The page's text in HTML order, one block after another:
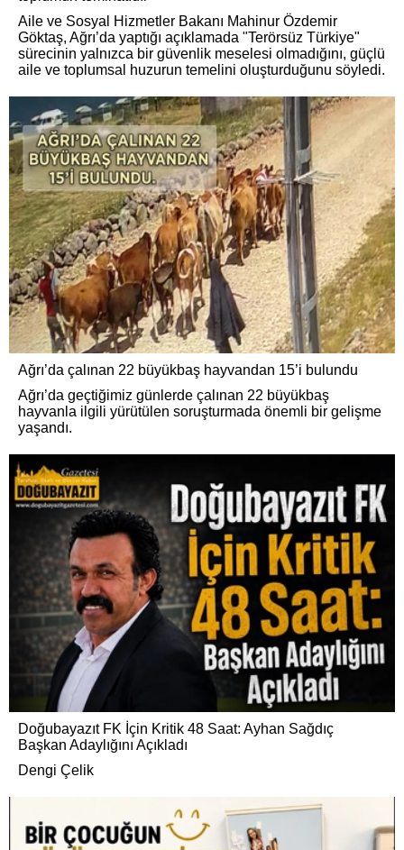
Aile ve Sosyal Hizmetler Bakanı Mahinur Özdemir
Göktaş, Ağrı’da yaptığı açıklamada "Terörsüz Türkiye"
sürecinin yalnızca bir güvenlik meselesi olmadığını, güçlü
aile ve toplumsal huzurun temelini oluşturduğunu söyledi.
Ağrı’da çalınan 22 büyükbaş hayvandan 15’i bulundu
Ağrı’da geçtiğimiz günlerde çalınan 22 büyükbaş
hayvanla ilgili yürütülen soruşturmada önemli bir gelişme
yaşandı.
Doğubayazıt FK İçin Kritik 48 Saat: Ayhan Sağdıç
Başkan Adaylığını Açıkladı
Dengi Çelik